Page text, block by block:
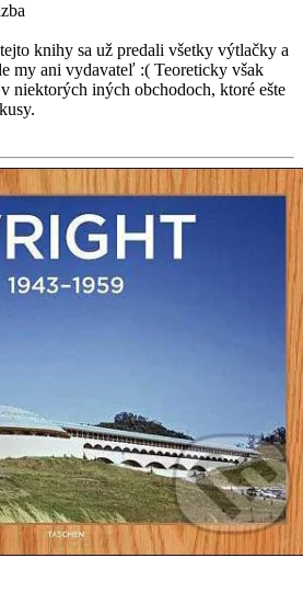
knihy sa už predali všetky výtlačky a
my ani vydavateľ :( Teoreticky však
niektorých iných obchodoch, ktoré ešte